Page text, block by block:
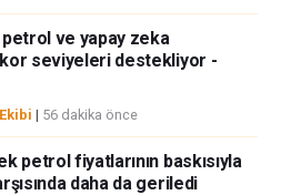
ve yapay zeka
seviyeleri destekliyor -
| 56 dakika önce
petrol fiyatlarının baskısıyla
daha da geriledi